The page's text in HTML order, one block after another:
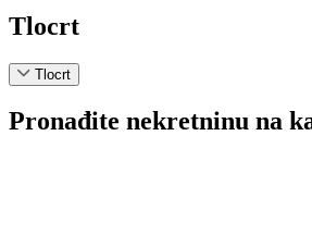
Tlocrt
Tlocrt
Pronađite nekretninu na